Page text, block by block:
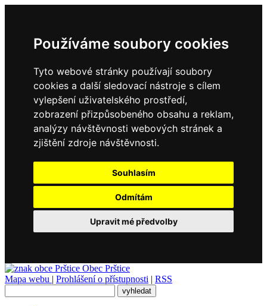
Používáme soubory cookies
Tyto webové stránky používají soubory
cookies a další sledovací nástroje s cílem
vylepšení uživatelského prostředí,
zobrazení přizpůsobeného obsahu a reklam,
analýzy návštěvnosti webových stránek a
zjištění zdroje návštěvnosti.
Souhlasím
Odmítám
Upravit mé předvolby
Obec Prštice
Mapa webu | Prohlášení o přístupnosti | RSS